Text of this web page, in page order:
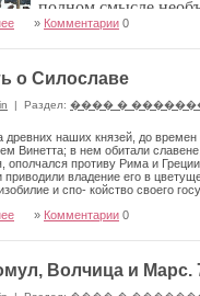
полном смысле
передачи
» Комментарии 0
о Силославе
| Раздел: ���� �
древних наших князей, до
Винетта; в нем обитали
ополчался противу Рима и
приводили владение его в
и спо- койство своего
» Комментарии 0
Волчица и Марс.